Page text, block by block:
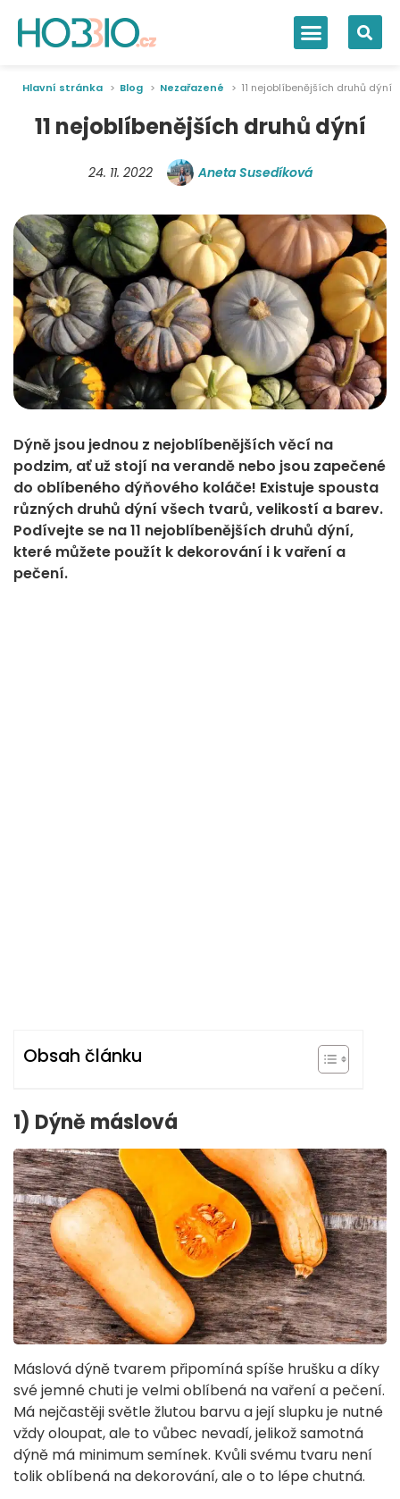
Hlavní stránka Blog Nezařazené 11 nejoblíbenějších druhů dýní
11 nejoblíbenějších druhů dýní
24. 11. 2022 Aneta Susedíková
Dýně jsou jednou z nejoblíbenějších věcí na
podzim, ať už stojí na verandě nebo jsou zapečené
do oblíbeného dýňového koláče! Existuje spousta
různých druhů dýní všech tvarů, velikostí a barev.
Podívejte se na 11 nejoblíbenějších druhů dýní,
které můžete použít k dekorování i k vaření a
pečení.
Obsah článku
1) Dýně máslová
Máslová dýně tvarem připomíná spíše hrušku a díky
své jemné chuti je velmi oblíbená na vaření a pečení.
Má nejčastěji světle žlutou barvu a její slupku je nutné
vždy oloupat, ale to vůbec nevadí, jelikož samotná
dýně má minimum semínek. Kvůli svému tvaru není
tolik oblíbená na dekorování, ale o to lépe chutná.